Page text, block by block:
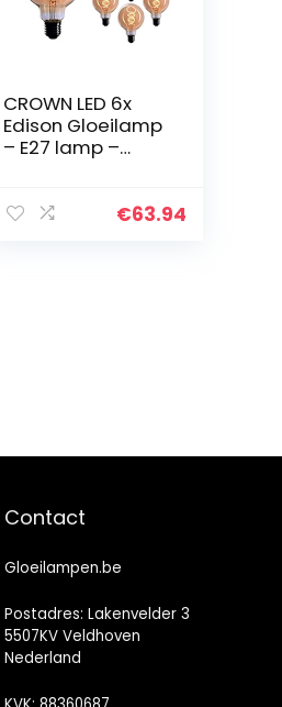
CROWN LED 6x
Edison Gloeilamp
– E27 lamp –
V, EL19 – Vintage
€63.94
Contact
Gloeilampen.be
Postadres: Lakenvelder 3
5507KV Veldhoven
Nederland